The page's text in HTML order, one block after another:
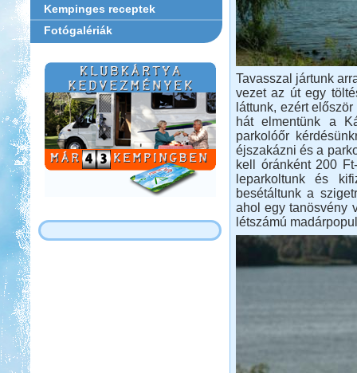
Kempinges receptek
Fotógalériák
Tavasszal jártunk
vezet az út egy
láttunk, ezért
hát elmentünk a
parkolóőr
éjszakázni és a
kell óránként 200
leparkoltunk és
besétáltunk a
ahol egy tanösvény
létszámú